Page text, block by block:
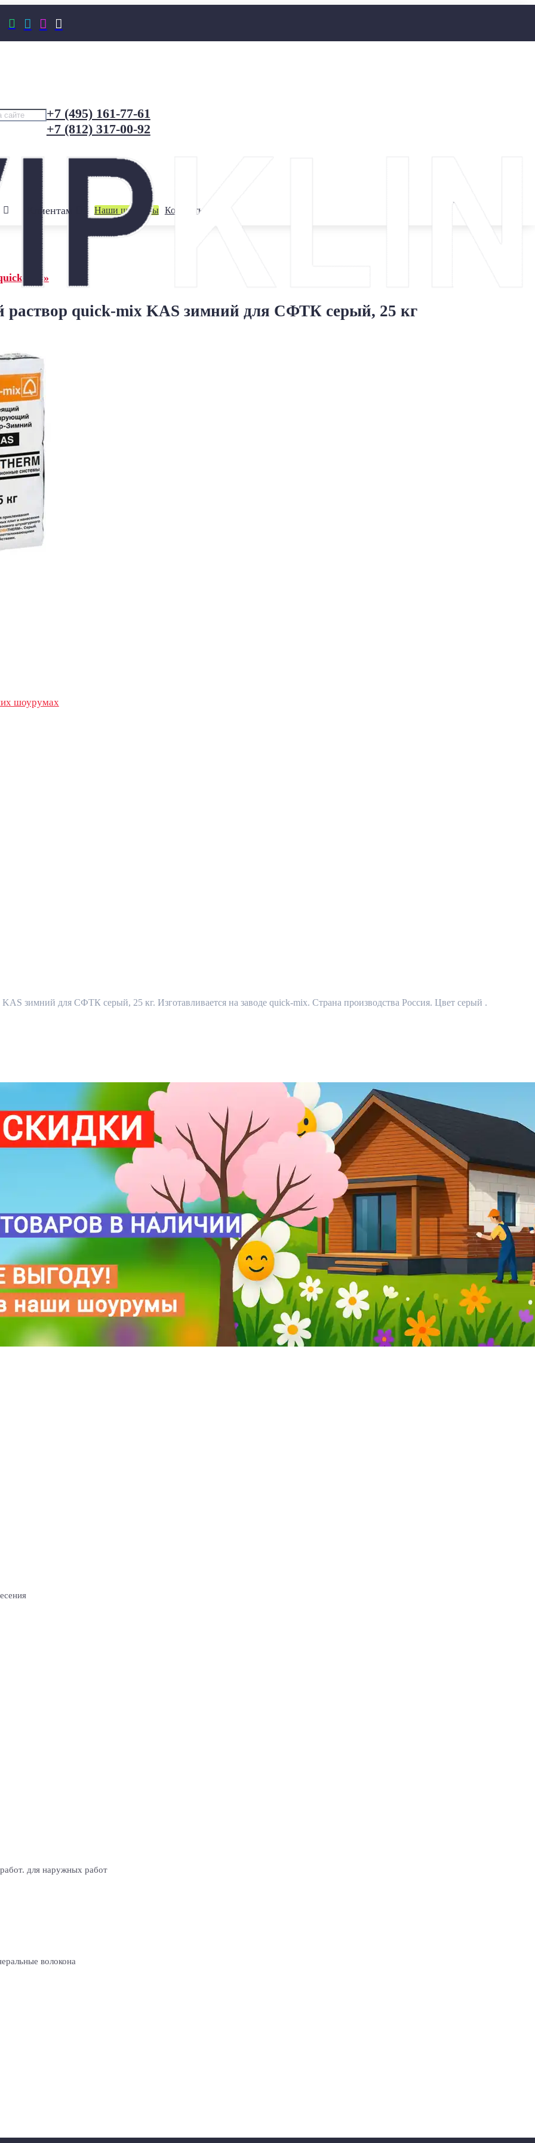
   
+7 (495) 161-77-61
+7 (812) 317-00-92
Клиентам Наши шоурумы Контакты
mix»
quick-mix KAS зимний для СФТК серый, 25 кг
шоурумах
зимний для СФТК серый, 25 кг. Изготавливается на заводе quick-mix. Страна производства Россия. Цвет серый .
для наружных работ
волокона